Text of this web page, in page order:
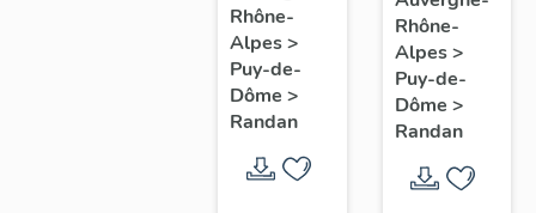
d'Orléans
-
Portraits
de profil
de Louis-
Philippe
Rhône-
Alpes>
Puy-de-
Dôme >
Randan
d'Épinal
" Les
princes
d'Orléans
" - n° 2
Rhône-
Alpes>
Puy-de-
Dôme >
Randan